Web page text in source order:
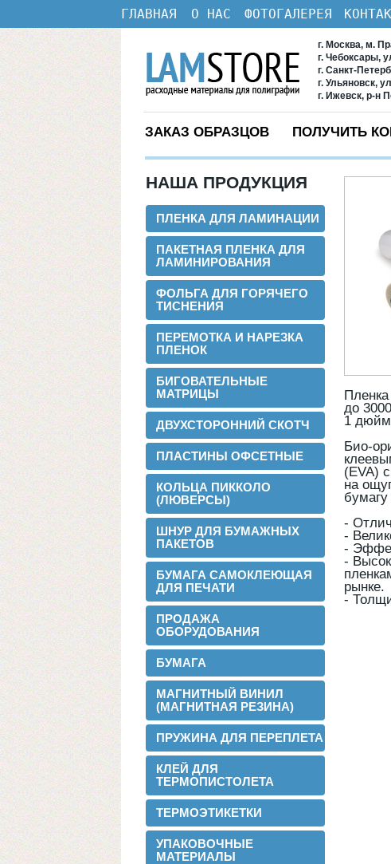
ГЛАВНАЯ О НАС ФОТОГАЛЕРЕЯ
г. Москва, м.
г. Чебоксары,
г. Санкт-
г. Ульяновск,
г. Ижевск, р-н
ЗАКАЗ ОБРАЗЦОВ ПОЛУЧИТЬ
НАША ПРОДУКЦИЯ
ПЛЕНКА ДЛЯ ЛАМИНАЦИИ
ПАКЕТНАЯ ПЛЕНКА ДЛЯ
ЛАМИНИРОВАНИЯ
ФОЛЬГА ДЛЯ ГОРЯЧЕГО
ТИСНЕНИЯ
ПЕРЕМОТКА И НАРЕЗКА
ПЛЕНОК
БИГОВАТЕЛЬНЫЕ
МАТРИЦЫ
ДВУХСТОРОННИЙ СКОТЧ
ПЛАСТИНЫ ОФСЕТНЫЕ
КОЛЬЦА ПИККОЛО
(ЛЮВЕРСЫ)
ШНУР ДЛЯ БУМАЖНЫХ
ПАКЕТОВ
БУМАГА САМОКЛЕЮЩАЯ
ДЛЯ ПЕЧАТИ
ПРОДАЖА
ОБОРУДОВАНИЯ
БУМАГА
МАГНИТНЫЙ ВИНИЛ
(МАГНИТНАЯ РЕЗИНА)
ПРУЖИНА ДЛЯ ПЕРЕПЛЕТА
КЛЕЙ ДЛЯ
ТЕРМОПИСТОЛЕТА
ТЕРМОЭТИКЕТКИ
УПАКОВОЧНЫЕ
МАТЕРИАЛЫ
2016-02-24
Установли перемотчик с 3х дюймов на
1 дюйм
Теперь мы можем предложить наши
пленки для малых типографий.
2015-06-11
Запущена собственная
профессиональная бобинорезка
до
1 дюйм
Био-
(EVA)
на
бумагу
-
-
-
-
рынке.
-